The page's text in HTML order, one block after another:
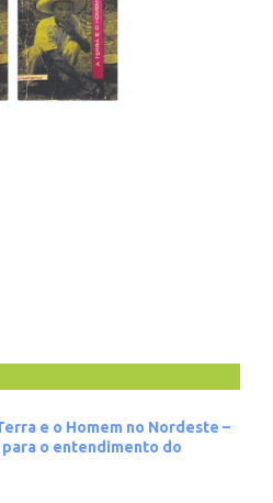
e o Homem no Nordeste –
o entendimento do